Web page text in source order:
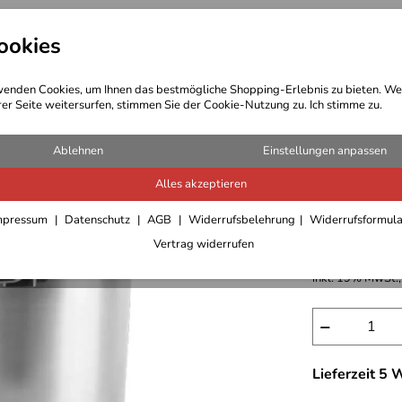
Cookies, um Ihnen das bestmögliche Shopping-Erlebnis zu bieten.
Seite weitersurfen, stimmen Sie der Cookie-Nutzung zu. Ich stimme zu.
Ablehnen Einstellungen anpassen
Alles akzeptieren
Datenschutz AGB Widerrufsbelehrung
Vertrag widerrufen
Bekleidung Outdoor Ausrüstung
inkl. 19%
−
Lieferzeit 5